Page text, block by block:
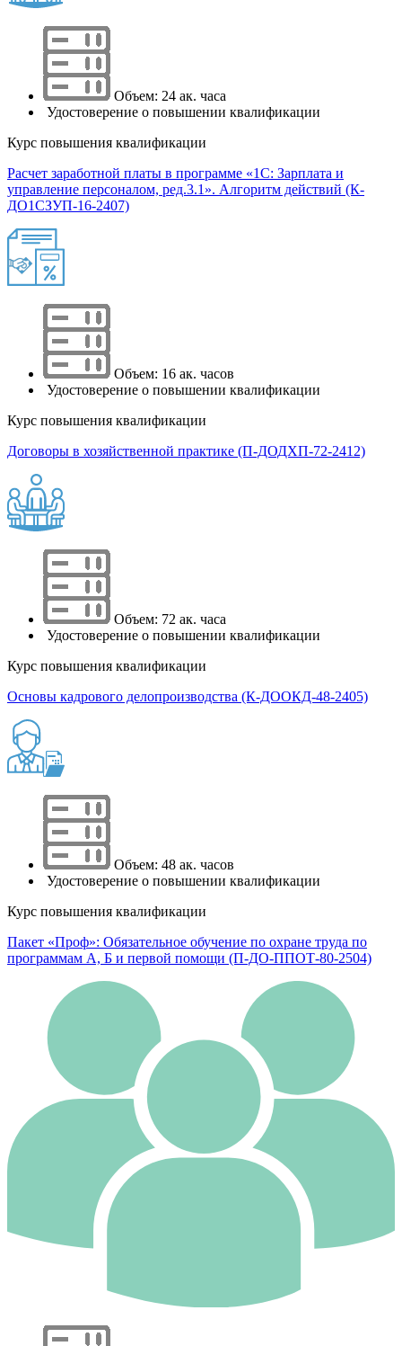
Объем: 24 ак. часа
Удостоверение о повышении квалификации
Курс повышения квалификации
Расчет заработной платы в программе «1С: Зарплата и
управление персоналом, ред.3.1». Алгоритм действий (К-
ДО1СЗУП-16-2407)
Объем: 16 ак. часов
Удостоверение о повышении квалификации
Курс повышения квалификации
Договоры в хозяйственной практике (П-ДОДХП-72-2412)
Объем: 72 ак. часа
Удостоверение о повышении квалификации
Курс повышения квалификации
Основы кадрового делопроизводства (К-ДООКД-48-2405)
Объем: 48 ак. часов
Удостоверение о повышении квалификации
Курс повышения квалификации
Пакет «Проф»: Обязательное обучение по охране труда по
программам А, Б и первой помощи (П-ДО-ППОТ-80-2504)